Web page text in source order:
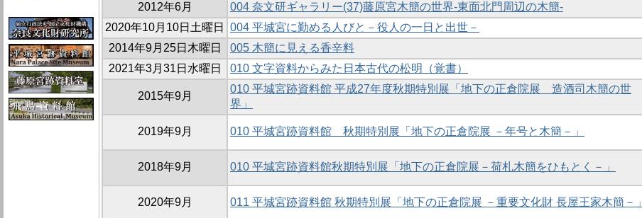
2012年6月
004 奈文研ギャラリー(37)藤原宮木簡の世界-東面北門周辺の木簡-
2020年10月10日土曜日
004 平城宮に勤める人びと－役人の一日と出世－
2014年9月25日木曜日
005 木簡に見える香辛料
2021年3月31日水曜日
010 文字資料からみた日本古代の松明（覚書）
2015年9月
010 平城宮跡資料館 平成27年度秋期特別展「地下の正倉院展 造酒司木簡の世
界」
2019年9月 010 平城宮跡資料館 秋期特別展「地下の正倉院展 －年号と木簡－」
2018年9月 010 平城宮跡資料館秋期特別展「地下の正倉院展－荷札木簡をひもとく－」
2020年9月 011 平城宮跡資料館 秋期特別展「地下の正倉院展 －重要文化財 長屋王家木簡－」